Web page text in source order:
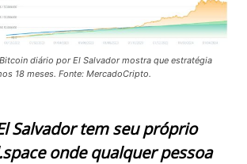
diário por El Salvador mostra que estratégia
18 meses. Fonte: MercadoCripto.
Salvador tem seu próprio
onde qualquer pessoa